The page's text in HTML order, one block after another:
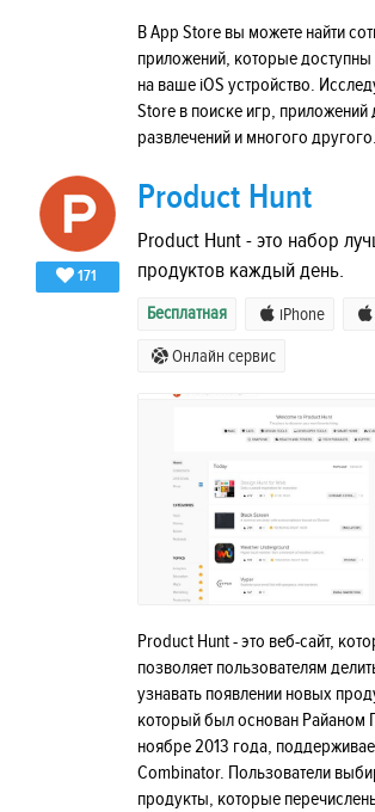
В App Store вы можете найти
приложений, которые доступны
на ваше iOS устройство.
Store в поиске игр, приложений
развлечений и многого другого.
171
Product Hunt
Product Hunt - это набор
продуктов каждый день.
Бесплатная iPhone
Онлайн сервис
Product Hunt - это веб-сайт,
позволяет пользователям
узнавать появлении новых
который был основан Райаном
ноябре 2013 года,
Combinator. Пользователи
продукты, которые